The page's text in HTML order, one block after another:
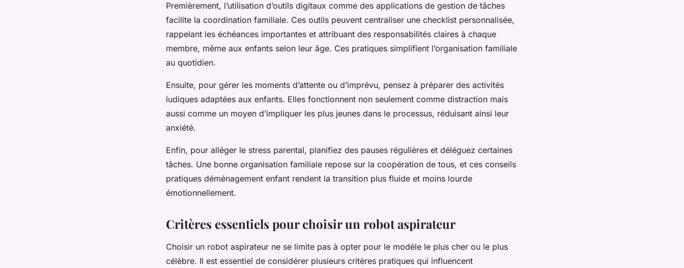
Premièrement, l’utilisation d’outils digitaux comme des applications de gestion de tâches
facilite la coordination familiale. Ces outils peuvent centraliser une checklist personnalisée,
rappelant les échéances importantes et attribuant des responsabilités claires à chaque
membre, même aux enfants selon leur âge. Ces pratiques simplifient l’organisation familiale
au quotidien.
Ensuite, pour gérer les moments d’attente ou d’imprévu, pensez à préparer des activités
ludiques adaptées aux enfants. Elles fonctionnent non seulement comme distraction mais
aussi comme un moyen d’impliquer les plus jeunes dans le processus, réduisant ainsi leur
anxiété.
Enfin, pour alléger le stress parental, planifiez des pauses régulières et déléguez certaines
tâches. Une bonne organisation familiale repose sur la coopération de tous, et ces conseils
pratiques déménagement enfant rendent la transition plus fluide et moins lourde
émotionnellement.
Critères essentiels pour choisir un robot aspirateur
Choisir un robot aspirateur ne se limite pas à opter pour le modèle le plus cher ou le plus
célèbre. Il est essentiel de considérer plusieurs critères pratiques qui influencent